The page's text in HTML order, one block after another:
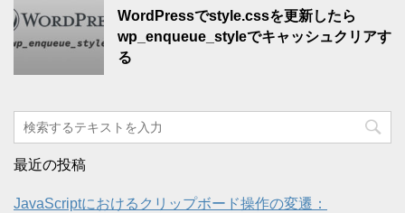
WordPressでstyle.cssを更新したら
wp_enqueue_styleでキャッシュクリアす
る
最近の投稿
JavaScriptにおけるクリップボード操作の変遷：